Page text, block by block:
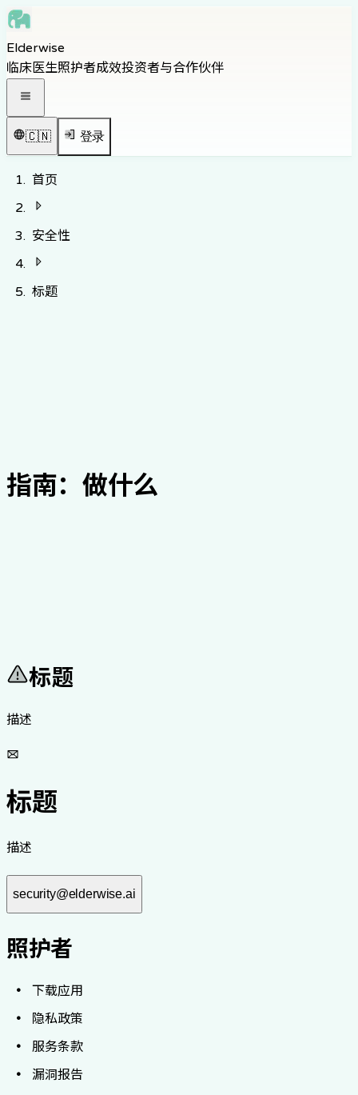
Skip to navigation
Skip to footer
Elderwise
临床医生照护者成效投资者与合作伙伴
🇨🇳 登录
首页
安全性
标题
指南：做什么
标题
描述
标题
描述
security@elderwise.ai
照护者
下载应用
隐私政策
服务条款
漏洞报告